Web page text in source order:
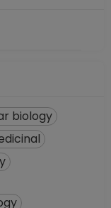
01-03-2012
A TP
de
16-04-2011
biology